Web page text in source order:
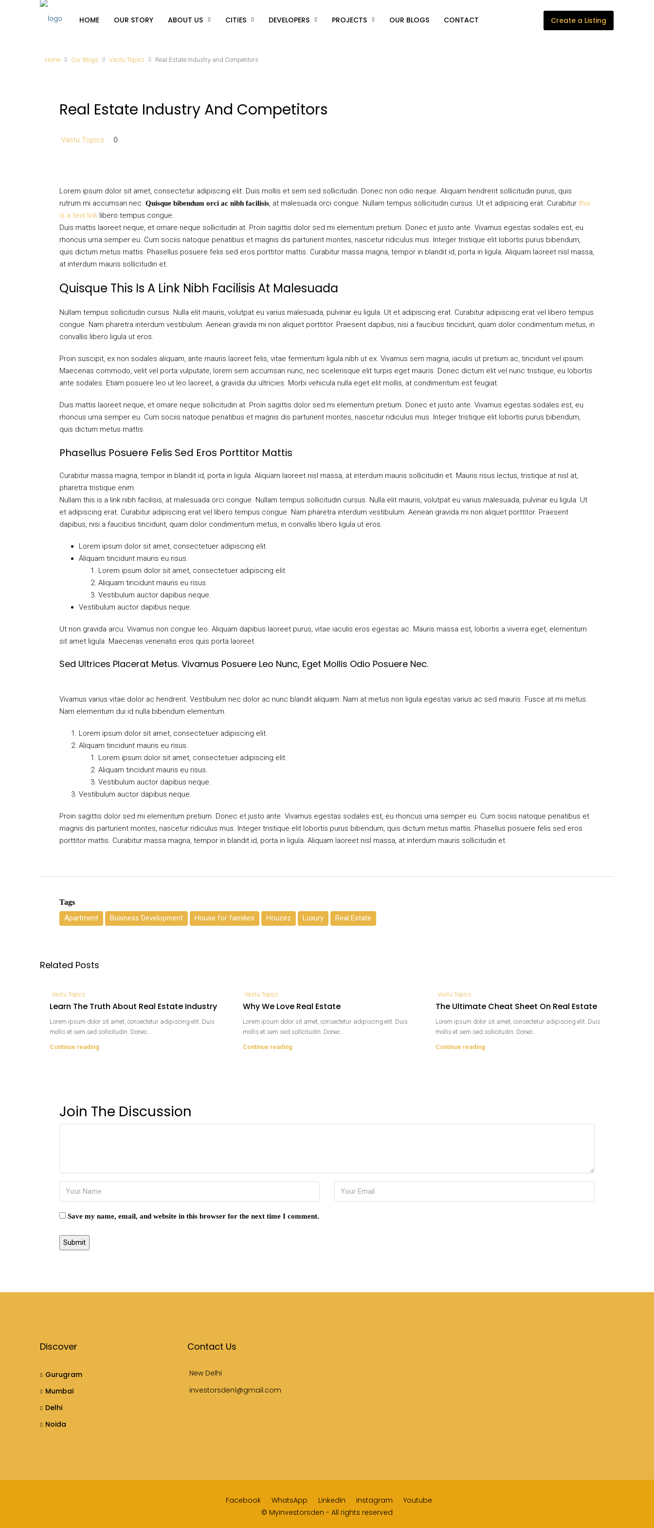
HOME OUR STORY ABOUT US CITIES DEVELOPERS PROJECTS OUR BLOGS CONTACT Create a Listing
Home Our Blogs Vastu Topics Real Estate Industry and Competitors
Real Estate Industry And Competitors
Vastu Topics 0
Lorem ipsum dolor sit amet, consectetur adipiscing elit. Duis mollis et sem sed sollicitudin. Donec non odio neque. Aliquam hendrerit sollicitudin purus, quis
rutrum mi accumsan nec. Quisque bibendum orci ac nibh facilisis, at malesuada orci congue. Nullam tempus sollicitudin cursus. Ut et adipiscing erat. Curabitur this
is a text link libero tempus congue.
Duis mattis laoreet neque, et ornare neque sollicitudin at. Proin sagittis dolor sed mi elementum pretium. Donec et justo ante. Vivamus egestas sodales est, eu
rhoncus urna semper eu. Cum sociis natoque penatibus et magnis dis parturient montes, nascetur ridiculus mus. Integer tristique elit lobortis purus bibendum,
quis dictum metus mattis. Phasellus posuere felis sed eros porttitor mattis. Curabitur massa magna, tempor in blandit id, porta in ligula. Aliquam laoreet nisl massa,
at interdum mauris sollicitudin et.
Quisque This Is A Link Nibh Facilisis At Malesuada
Nullam tempus sollicitudin cursus. Nulla elit mauris, volutpat eu varius malesuada, pulvinar eu ligula. Ut et adipiscing erat. Curabitur adipiscing erat vel libero tempus
congue. Nam pharetra interdum vestibulum. Aenean gravida mi non aliquet porttitor. Praesent dapibus, nisi a faucibus tincidunt, quam dolor condimentum metus, in
convallis libero ligula ut eros.
Proin suscipit, ex non sodales aliquam, ante mauris laoreet felis, vitae fermentum ligula nibh ut ex. Vivamus sem magna, iaculis ut pretium ac, tincidunt vel ipsum.
Maecenas commodo, velit vel porta vulputate, lorem sem accumsan nunc, nec scelerisque elit turpis eget mauris. Donec dictum elit vel nunc tristique, eu lobortis
ante sodales. Etiam posuere leo ut leo laoreet, a gravida dui ultricies. Morbi vehicula nulla eget elit mollis, at condimentum est feugiat.
Duis mattis laoreet neque, et ornare neque sollicitudin at. Proin sagittis dolor sed mi elementum pretium. Donec et justo ante. Vivamus egestas sodales est, eu
rhoncus urna semper eu. Cum sociis natoque penatibus et magnis dis parturient montes, nascetur ridiculus mus. Integer tristique elit lobortis purus bibendum,
quis dictum metus mattis.
Phasellus Posuere Felis Sed Eros Porttitor Mattis
Curabitur massa magna, tempor in blandit id, porta in ligula. Aliquam laoreet nisl massa, at interdum mauris sollicitudin et. Mauris risus lectus, tristique at nisl at,
pharetra tristique enim.
Nullam this is a link nibh facilisis, at malesuada orci congue. Nullam tempus sollicitudin cursus. Nulla elit mauris, volutpat eu varius malesuada, pulvinar eu ligula. Ut
et adipiscing erat. Curabitur adipiscing erat vel libero tempus congue. Nam pharetra interdum vestibulum. Aenean gravida mi non aliquet porttitor. Praesent
dapibus, nisi a faucibus tincidunt, quam dolor condimentum metus, in convallis libero ligula ut eros.
Lorem ipsum dolor sit amet, consectetuer adipiscing elit.
Aliquam tincidunt mauris eu risus.
Lorem ipsum dolor sit amet, consectetuer adipiscing elit.
Aliquam tincidunt mauris eu risus.
Vestibulum auctor dapibus neque.
Vestibulum auctor dapibus neque.
Ut non gravida arcu. Vivamus non congue leo. Aliquam dapibus laoreet purus, vitae iaculis eros egestas ac. Mauris massa est, lobortis a viverra eget, elementum
sit amet ligula. Maecenas venenatis eros quis porta laoreet.
Sed Ultrices Placerat Metus. Vivamus Posuere Leo Nunc, Eget Mollis Odio Posuere Nec.
Vivamus varius vitae dolor ac hendrerit. Vestibulum nec dolor ac nunc blandit aliquam. Nam at metus non ligula egestas varius ac sed mauris. Fusce at mi metus.
Nam elementum dui id nulla bibendum elementum.
Lorem ipsum dolor sit amet, consectetuer adipiscing elit.
Aliquam tincidunt mauris eu risus.
Lorem ipsum dolor sit amet, consectetuer adipiscing elit.
Aliquam tincidunt mauris eu risus.
Vestibulum auctor dapibus neque.
Vestibulum auctor dapibus neque.
Proin sagittis dolor sed mi elementum pretium. Donec et justo ante. Vivamus egestas sodales est, eu rhoncus urna semper eu. Cum sociis natoque penatibus et
magnis dis parturient montes, nascetur ridiculus mus. Integer tristique elit lobortis purus bibendum, quis dictum metus mattis. Phasellus posuere felis sed eros
porttitor mattis. Curabitur massa magna, tempor in blandit id, porta in ligula. Aliquam laoreet nisl massa, at interdum mauris sollicitudin et.
Tags
Apartment Business Development House for families Houzez Luxury Real Estate
Related Posts
Vastu Topics
Learn The Truth About Real Estate Industry
Lorem ipsum dolor sit amet, consectetur adipiscing elit. Duis
mollis et sem sed sollicitudin. Donec...
Continue reading
Vastu Topics
Why We Love Real Estate
Lorem ipsum dolor sit amet, consectetur adipiscing elit. Duis
mollis et sem sed sollicitudin. Donec...
Continue reading
Vastu Topics
The Ultimate Cheat Sheet On Real Estate
Lorem ipsum dolor sit amet, consectetur adipiscing elit. Duis
mollis et sem sed sollicitudin. Donec...
Continue reading
Join The Discussion
Save my name, email, and website in this browser for the next time I comment.
Discover
Gurugram
Mumbai
Delhi
Noida
Contact Us
New Delhi
investorsden1@gmail.com
Facebook WhatsApp Linkedin Instagram
Youtube
© Myinvestorsden - All rights reserved